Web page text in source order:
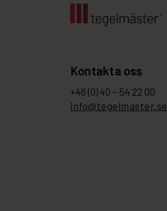
Kontakta oss
+46 (0) 40 – 54 22 00
info@tegelmaster.se